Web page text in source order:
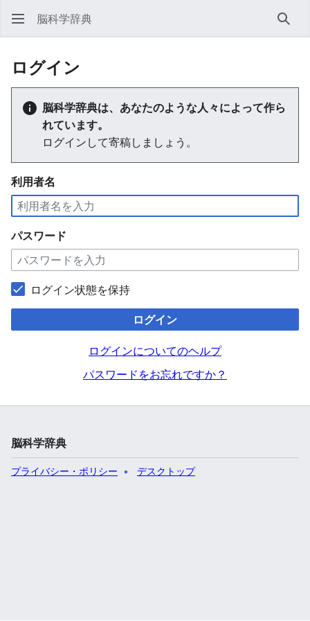
脳科学辞典 検索
ログイン
脳科学辞典は、あなたのような人々によって作ら
れています。
ログインして寄稿しましょう。
利用者名
パスワード
ログイン状態を保持
ログイン
ログインについてのヘルプ
パスワードをお忘れですか？
脳科学辞典
プライバシー・ポリシー デスクトップ